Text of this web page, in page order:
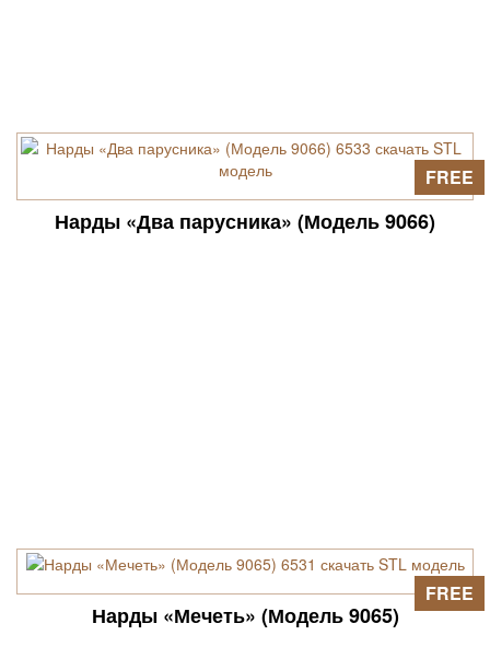
Нарды «Два парусника» (Модель 9066)
FREE
Нарды «Мечеть» (Модель 9065)
FREE